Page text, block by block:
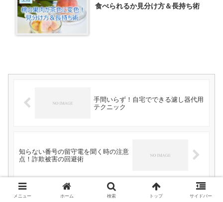
食べられるか見分け方＆長持ち術
手間いらず！自宅でできる濾し器代用
テクニック
知らない番号の留守電を聞く時の注意
点！詐欺被害の回避術
メニュー ホーム 検索 トップ サイドバー